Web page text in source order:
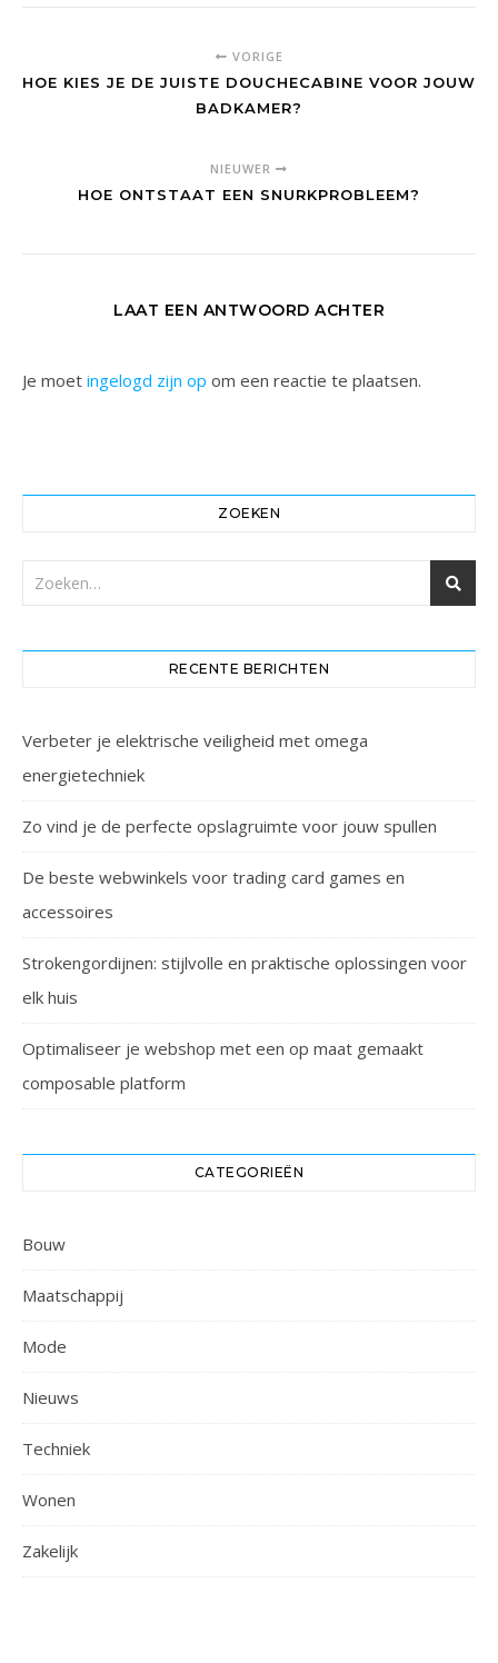
VORIGE
HOE KIES JE DE JUISTE DOUCHECABINE VOOR JOUW
BADKAMER?
NIEUWER
HOE ONTSTAAT EEN SNURKPROBLEEM?
LAAT EEN ANTWOORD ACHTER
Je moet ingelogd zijn op om een reactie te plaatsen.
ZOEKEN
RECENTE BERICHTEN
Verbeter je elektrische veiligheid met omega
energietechniek
Zo vind je de perfecte opslagruimte voor jouw spullen
De beste webwinkels voor trading card games en
accessoires
Strokengordijnen: stijlvolle en praktische oplossingen voor
elk huis
Optimaliseer je webshop met een op maat gemaakt
composable platform
CATEGORIEËN
Bouw
Maatschappij
Mode
Nieuws
Techniek
Wonen
Zakelijk